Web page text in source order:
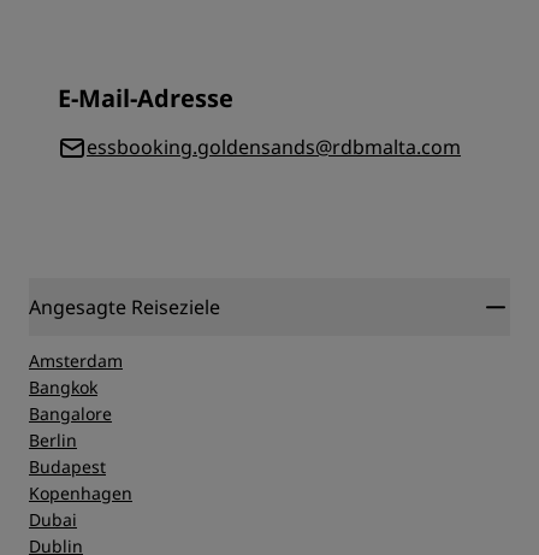
E-Mail-Adresse
essbooking.goldensands@rdbmalta.com
Angesagte Reiseziele
Amsterdam
Bangkok
Bangalore
Berlin
Budapest
Kopenhagen
Dubai
Dublin